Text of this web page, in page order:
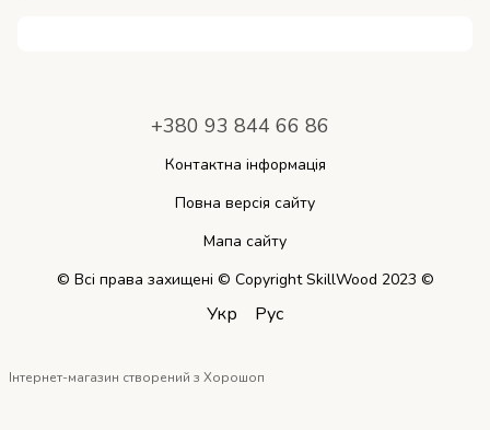
+380 93 844 66 86
Контактна інформація
Повна версія сайту
Мапа сайту
© Всі права захищені © Copyright SkillWood 2023 ©
Укр Рус
Інтернет-магазин створений з Хорошоп